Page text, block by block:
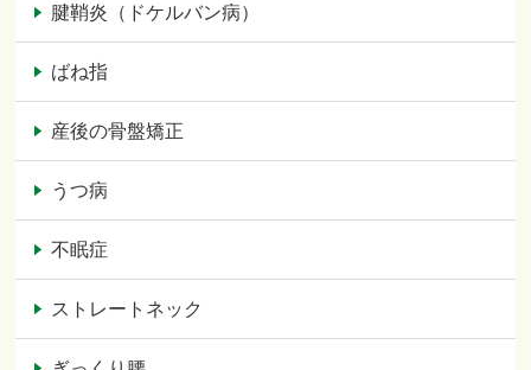
腱鞘炎（ドケルバン病）
ばね指
産後の骨盤矯正
うつ病
不眠症
ストレートネック